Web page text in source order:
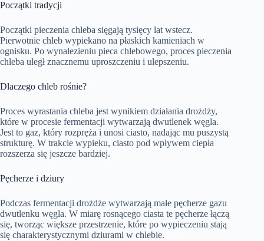
Początki tradycji
Początki pieczenia chleba sięgają tysięcy lat wstecz.
Pierwotnie chleb wypiekano na płaskich kamieniach w
ognisku. Po wynalezieniu pieca chlebowego, proces pieczenia
chleba uległ znacznemu uproszczeniu i ulepszeniu.
Dlaczego chleb rośnie?
Proces wyrastania chleba jest wynikiem działania drożdży,
które w procesie fermentacji wytwarzają dwutlenek węgla.
Jest to gaz, który rozpręża i unosi ciasto, nadając mu puszystą
strukturę. W trakcie wypieku, ciasto pod wpływem ciepła
rozszerza się jeszcze bardziej.
Pęcherze i dziury
Podczas fermentacji drożdże wytwarzają małe pęcherze gazu
dwutlenku węgla. W miarę rosnącego ciasta te pęcherze łączą
się, tworząc większe przestrzenie, które po wypieczeniu stają
się charakterystycznymi dziurami w chlebie.